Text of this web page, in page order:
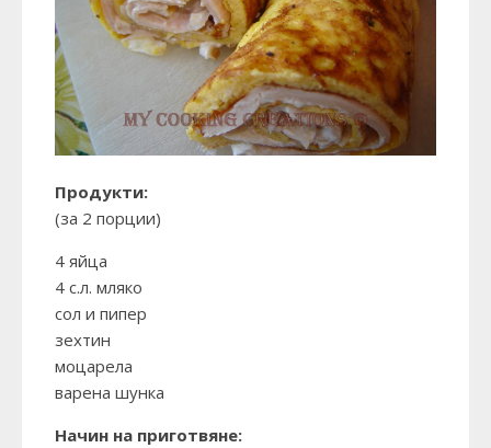
Продукти:
(за 2 порции)
4 яйца
4 с.л. мляко
сол и пипер
зехтин
моцарела
варена шунка
Начин на приготвяне: